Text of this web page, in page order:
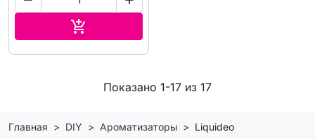

Показано 1-17 из 17
Главная DIY Ароматизаторы Liquideo